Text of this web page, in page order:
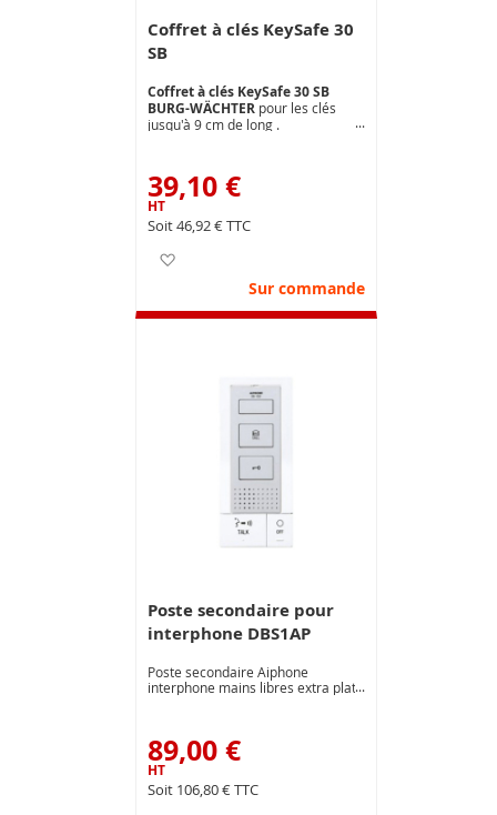
Coffret à clés KeySafe 30
SB
Coffret à clés KeySafe 30 SB
BURG-WÄCHTER pour les clés
jusqu'à 9 cm de long .
Montage mural extérieur ou
intérieur (fixation comprise).
Dimensions ext.( mm ) : L 90 x H
120 P 40
39,10 €
46,92 €
Sur commande
Poste secondaire pour
interphone DBS1AP
Poste secondaire Aiphone
interphone mains libres extra plat.
89,00 €
106,80 €